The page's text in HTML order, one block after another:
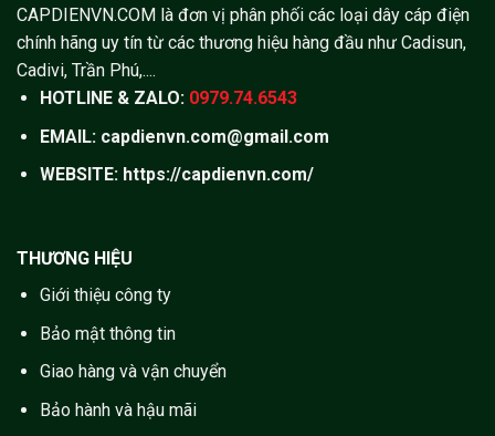
CAPDIENVN.COM là đơn vị phân phối các loại dây cáp điện
chính hãng uy tín từ các thương hiệu hàng đầu như Cadisun,
Cadivi, Trần Phú,....
HOTLINE & ZALO: 0979.74.6543
EMAIL: capdienvn.com@gmail.com
WEBSITE: https://capdienvn.com/
THƯƠNG HIỆU
Giới thiệu công ty
Bảo mật thông tin
Giao hàng và vận chuyển
Bảo hành và hậu mãi